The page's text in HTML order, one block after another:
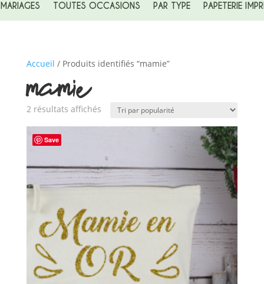
MARIAGES TOUTES OCCASIONS PAR TYPE PAPETERIE
Accueil / Produits identifiés “mamie”
mamie
2 résultats affichésTrié
Save